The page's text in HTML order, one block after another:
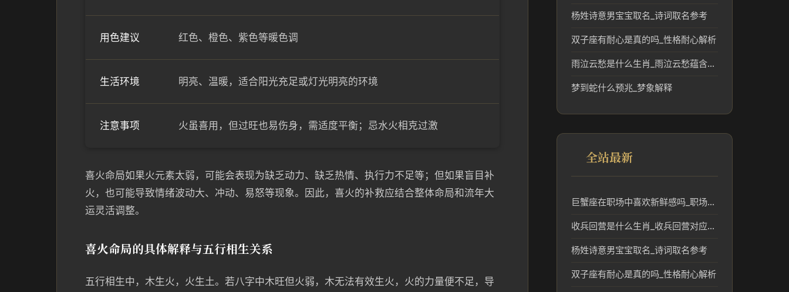
用色建议 红色、橙色、紫色等暖色调
生活环境 明亮、温暖，适合阳光充足或灯光明亮的环境
注意事项 火虽喜用，但过旺也易伤身，需适度平衡；忌水火相克过激
喜火命局如果火元素太弱，可能会表现为缺乏动力、缺乏热情、执行力不足等；但如果盲目补
火，也可能导致情绪波动大、冲动、易怒等现象。因此，喜火的补救应结合整体命局和流年大
运灵活调整。
喜火命局的具体解释与五行相生关系
五行相生中，木生火，火生土。若八字中木旺但火弱，木无法有效生火，火的力量便不足，导
杨姓诗意男宝宝取名_诗词取名参考
双子座有耐心是真的吗_性格耐心解析
雨泣云愁是什么生肖_雨泣云愁蕴含的生肖文化解读
梦到蛇什么预兆_梦象解释
全站最新
巨蟹座在职场中喜欢新鲜感吗_职场新鲜感与事业趋势
收兵回营是什么生肖_收兵回营对应的生肖及其民俗意义
杨姓诗意男宝宝取名_诗词取名参考
双子座有耐心是真的吗_性格耐心解析